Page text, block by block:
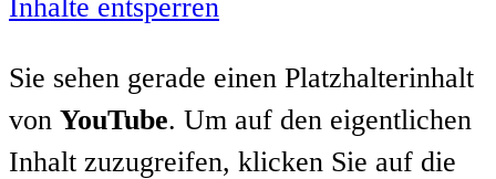
Inhalte entsperren
Sie sehen gerade einen Platzhalterinhalt
von YouTube. Um auf den eigentlichen
Inhalt zuzugreifen, klicken Sie auf die